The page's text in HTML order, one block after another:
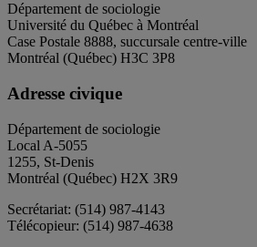
Département de sociologie
Université du Québec à Montréal
Case Postale 8888, succursale centre-ville
Montréal (Québec) H3C 3P8
Adresse civique
Département de sociologie
Local A-5055
1255, St-Denis
Montréal (Québec) H2X 3R9
Secrétariat: (514) 987-4143
Télécopieur: (514) 987-4638